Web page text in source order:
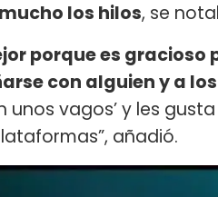
los hilos, se
porque es
con alguien y a
unos vagos’ y les
añadió.